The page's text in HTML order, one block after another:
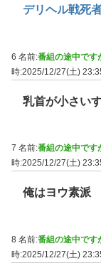
デリヘル戦死
6 名前:番組の途中です
時:2025/12/27(土)
乳首が小さい
7 名前:番組の途中です
時:2025/12/27(土)
俺はヨウ素派
8 名前:番組の途中です
時:2025/12/27(土)